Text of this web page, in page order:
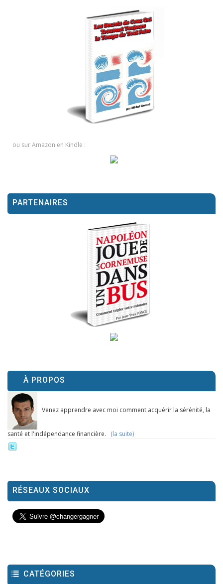
ou sur Amazon en Kindle :
PARTENAIRES
À PROPOS
Venez apprendre avec moi comment acquérir la sérénité, la
santé et l'indépendance financière. (la suite)
RÉSEAUX SOCIAUX
CATÉGORIES